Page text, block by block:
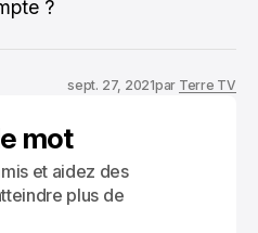
?
sept. 27, 2021par Terre TV
mot
et aidez des
plus de